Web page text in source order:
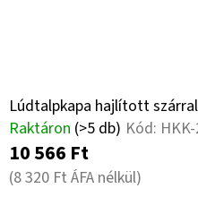
Lúdtalpkapa hajlított
Raktáron (>5 db) Kód:
10 566 Ft
(8 320 Ft ÁFA nélkül)